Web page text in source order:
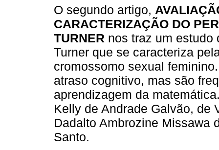
O segundo artigo,
CARACTERIZAÇÃO DO
TURNER nos traz um estudo
Turner que se caracteriza
cromossomo sexual
atraso cognitivo, mas são
aprendizagem da
Kelly de Andrade Galvão, de
Dadalto Ambrozine Missawa
Santo.